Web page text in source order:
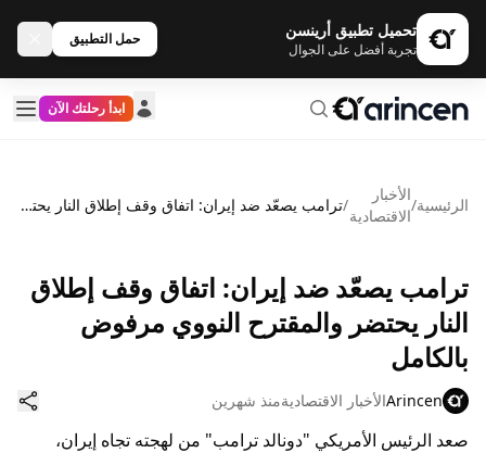
تحميل تطبيق أرينسن
تجربة أفضل على الجوال
حمل التطبيق
ابدأ رحلتك الآن
الرئيسية/
الأخبار
الاقتصادية
/ ترامب يصعّد ضد إيران: اتفاق وقف إطلاق النار يحتضر والمقترح النووي مرفوض بالكامل
ترامب يصعّد ضد إيران: اتفاق وقف إطلاق
النار يحتضر والمقترح النووي مرفوض
بالكامل
Arincenالأخبار الاقتصاديةمنذ شهرين
صعد الرئيس الأمريكي "دونالد ترامب" من لهجته تجاه إيران،